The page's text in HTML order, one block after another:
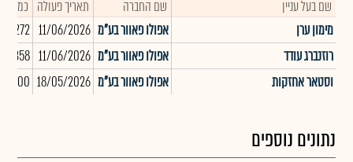
שם בעל עניין שם החברה תאריך פעולה כמות
מימון ערן
אפולו פאוור בע"מ 11/06/2026
רוזנברג עודד
אפולו פאוור בע"מ 11/06/2026
וסטאר אחזקות
אפולו פאוור בע"מ 18/05/2026
נתונים נוספים